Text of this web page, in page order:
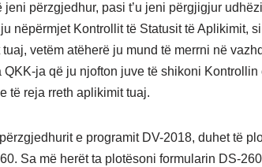
jeni përzgjedhur, pasi t’u jeni përgjigjur
nëpërmjet Kontrollit të Statusit të Aplikimit,
vetëm atëherë ju mund të merrni në
QKK-ja që ju njofton juve të shikoni Kontrollin
të reja rreth aplikimit tuaj.
e programit DV-2018, duhet të
Sa më herët ta plotësoni formularin DS-